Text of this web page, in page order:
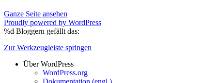
Ganze Seite ansehen
Proudly powered by WordPress
%d Bloggern gefällt das:
Zur Werkzeugleiste springen
Über WordPress
WordPress.org